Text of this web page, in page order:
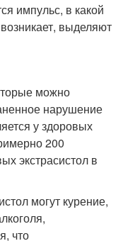
импульс, в какой
выделяют
можно
нарушение
у здоровых
200
экстрасистол в
могут курение,
что